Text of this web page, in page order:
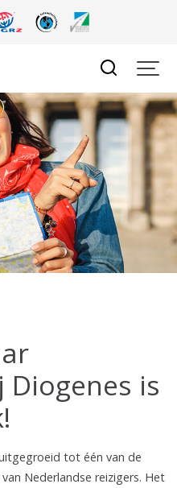
Diogenes is
tot één van de
Nederlandse reizigers. Het